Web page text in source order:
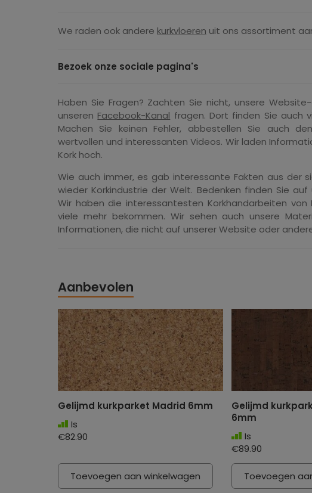
We raden ook andere kurkvloeren uit ons assortiment
Bezoek onze sociale pagina's
Haben Sie Fragen? Zachten Sie nicht, unsere
unseren Facebook-Kanal fragen. Dort finden Sie auch
Machen Sie keinen Fehler, abbestellen Sie auch
wertvollen und interessanten Videos. Wir laden
Kork hoch.
Wie auch immer, es gab interessante Fakten aus der
wieder Korkindustrie der Welt. Bedenken finden Sie auf
Wir haben die interessantesten Korkhandarbeiten
viele mehr bekommen. Wir sehen auch unsere
Informationen, die nicht auf unserer Website oder
Aanbevolen
Gelijmd kurkparket Madrid 6mm
Is
€82.90
Toevoegen aan winkelwagen
Gelijmd
6mm
Is
€89.90
Toevoegen